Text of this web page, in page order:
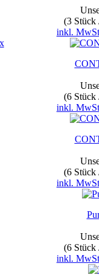
(3 Stück
inkl.
(6 Stück
inkl.
(6 Stück
inkl.
(6 Stück
inkl.